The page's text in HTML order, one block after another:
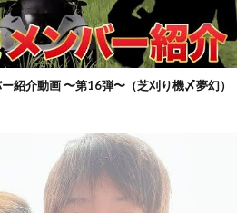
紹介動画 〜第16弾〜（芝刈り機〆夢幻）